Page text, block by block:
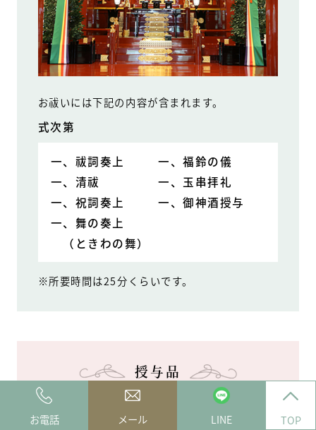
お祓いには下記の内容が含まれます。
式次第
一、祓詞奏上
一、福鈴の儀
一、清祓
一、玉串拝礼
一、祝詞奏上
一、御神酒授与
一、舞の奏上
（ときわの舞）
※所要時間は25分くらいです。
授与品
授与品として下記のお品物を
お持ち帰りいただきます。
お電話 メール LINE TOP